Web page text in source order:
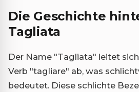
Die Geschichte
Tagliata
Der Name "Tagliata" leitet
Verb "tagliare" ab, was
bedeutet. Diese schlichte